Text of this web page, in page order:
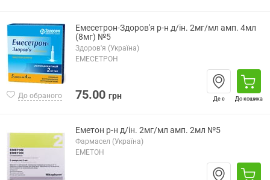
До обраного
Емесетрон-Здоров'я р-н д/ін. 2мг/мл амп. 4мл
(8мг) №5
Здоров'я (Україна)
ЕМЕСЕТРОН
75.00 грн Де є До кошика
Еметон р-н д/ін. 2мг/мл амп. 2мл №5
Фармасел (Україна)
ЕМЕТОН